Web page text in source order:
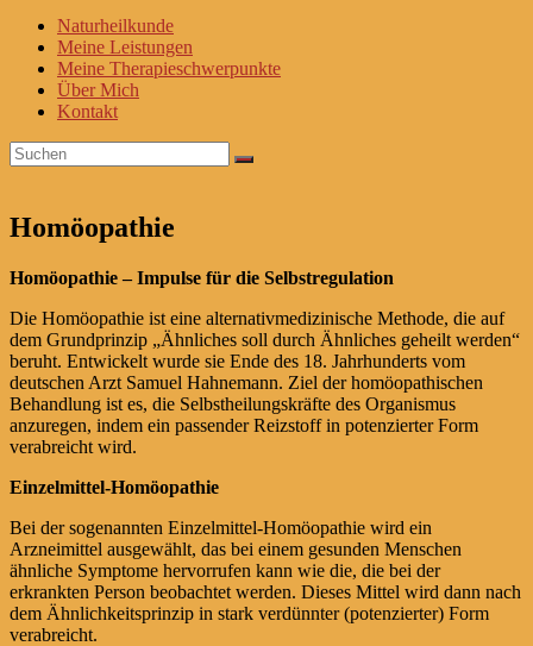
Naturheilkunde
Meine Leistungen
Meine Therapieschwerpunkte
Über Mich
Kontakt
Homöopathie
Homöopathie – Impulse für die Selbstregulation
Die Homöopathie ist eine alternativmedizinische Methode, die auf
dem Grundprinzip „Ähnliches soll durch Ähnliches geheilt werden“
beruht. Entwickelt wurde sie Ende des 18. Jahrhunderts vom
deutschen Arzt Samuel Hahnemann. Ziel der homöopathischen
Behandlung ist es, die Selbstheilungskräfte des Organismus
anzuregen, indem ein passender Reizstoff in potenzierter Form
verabreicht wird.
Einzelmittel-Homöopathie
Bei der sogenannten Einzelmittel-Homöopathie wird ein
Arzneimittel ausgewählt, das bei einem gesunden Menschen
ähnliche Symptome hervorrufen kann wie die, die bei der
erkrankten Person beobachtet werden. Dieses Mittel wird dann nach
dem Ähnlichkeitsprinzip in stark verdünnter (potenzierter) Form
verabreicht.